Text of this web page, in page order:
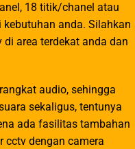
18 titik/chanel atau
anda. Silahkan
area terdekat anda dan
audio, sehingga
sekaligus, tentunya
ada fasilitas tambahan
cctv dengan camera